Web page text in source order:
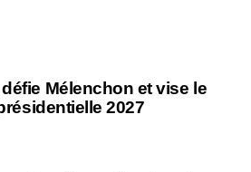
Mélenchon et vise le
2027